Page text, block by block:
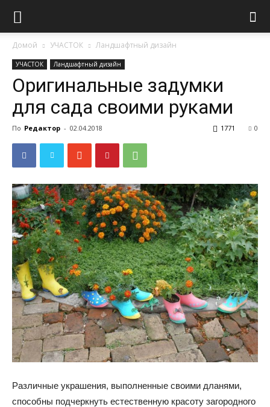
Домой УЧАСТОК Ландшафтный дизайн
УЧАСТОК Ландшафтный дизайн
Оригинальные задумки
для сада своими руками
По Редактор - 02.04.2018 0
1771
Различные украшения, выполненные своими дланями,
способны подчеркнуть естественную красоту загородного